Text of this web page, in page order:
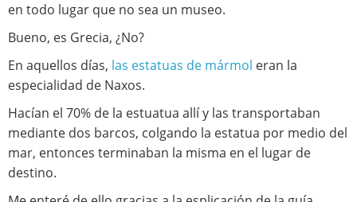
en todo lugar que no sea un museo.
Bueno, es Grecia, ¿No?
En aquellos días, las estatuas de mármol eran la
especialidad de Naxos.
Hacían el 70% de la estuatua allí y las transportaban
mediante dos barcos, colgando la estatua por medio del
mar, entonces terminaban la misma en el lugar de
destino.